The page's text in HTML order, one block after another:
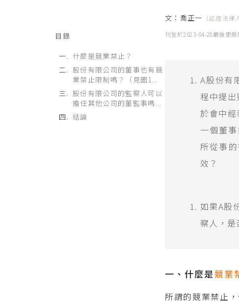
目錄
什麼是競業禁止？
股份有限公司的董事也有競
業禁止限制嗎？（見圖1...
股份有限公司的監察人可以
擔任其他公司的董監事嗎...
結論
文： 喬正一 （認證法律
刊登於2023-04-28最後更新
A股份有
程中提
於會中
一個董
所從事
效？
如果A股
察人，是
一、什麼是競業
所謂的競業禁止